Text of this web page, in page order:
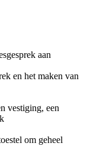
aan
en het maken van
vestiging, een
om geheel